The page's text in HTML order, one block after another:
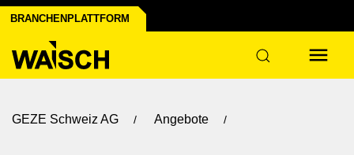
BRANCHENPLATTFORM
GEZE Schweiz AG Angebote